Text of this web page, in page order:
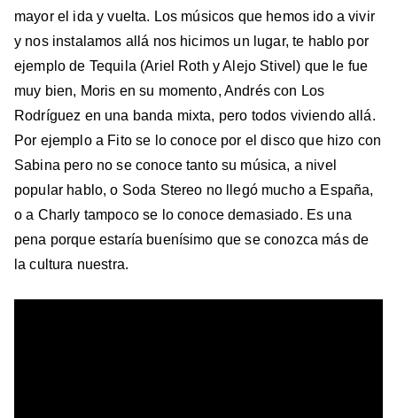
mayor el ida y vuelta. Los músicos que hemos ido a vivir
y nos instalamos allá nos hicimos un lugar, te hablo por
ejemplo de Tequila (Ariel Roth y Alejo Stivel) que le fue
muy bien, Moris en su momento, Andrés con Los
Rodríguez en una banda mixta, pero todos viviendo allá.
Por ejemplo a Fito se lo conoce por el disco que hizo con
Sabina pero no se conoce tanto su música, a nivel
popular hablo, o Soda Stereo no llegó mucho a España,
o a Charly tampoco se lo conoce demasiado. Es una
pena porque estaría buenísimo que se conozca más de
la cultura nuestra.